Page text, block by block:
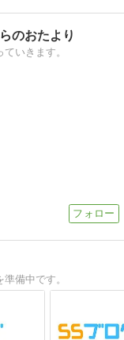
のおたより
いきます。
備中です。